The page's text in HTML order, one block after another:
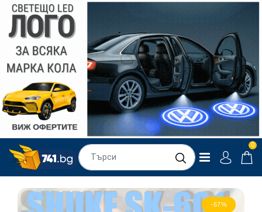
0
-67%